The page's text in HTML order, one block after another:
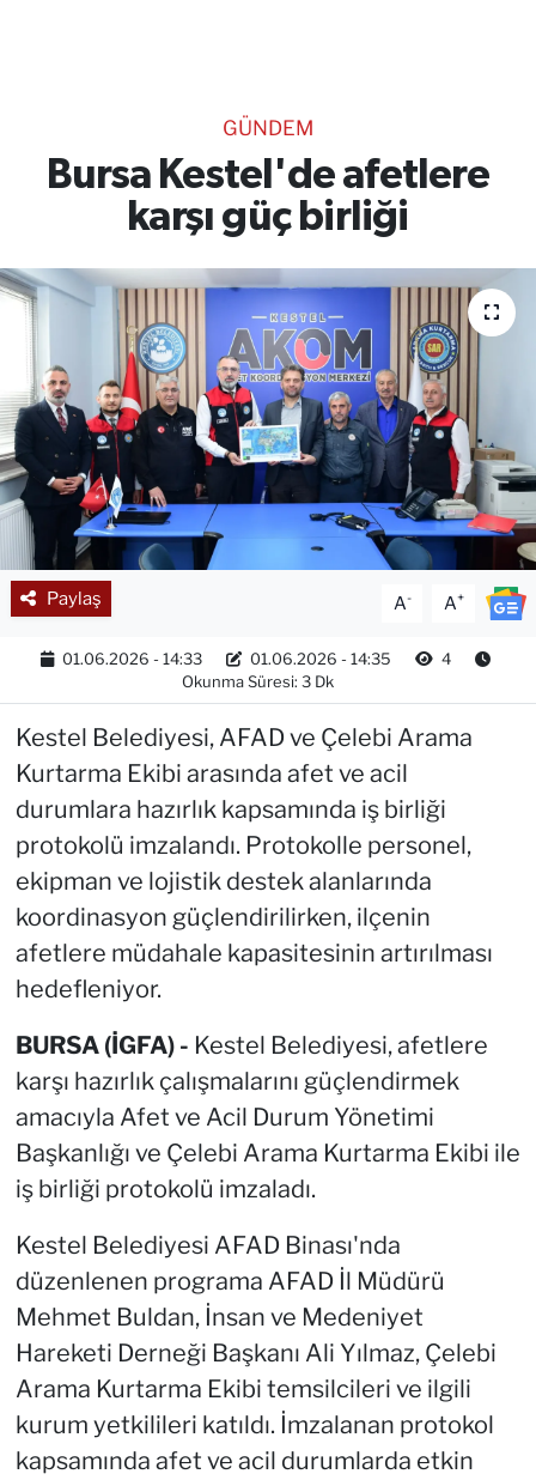
GÜNDEM
Bursa Kestel'de afetlere
karşı güç birliği
Paylaş A- A+
01.06.2026 - 14:33 01.06.2026 - 14:35
4
Okunma Süresi: 3 Dk
Kestel Belediyesi, AFAD ve Çelebi Arama
Kurtarma Ekibi arasında afet ve acil
durumlara hazırlık kapsamında iş birliği
protokolü imzalandı. Protokolle personel,
ekipman ve lojistik destek alanlarında
koordinasyon güçlendirilirken, ilçenin
afetlere müdahale kapasitesinin artırılması
hedefleniyor.
BURSA (İGFA) - Kestel Belediyesi, afetlere
karşı hazırlık çalışmalarını güçlendirmek
amacıyla Afet ve Acil Durum Yönetimi
Başkanlığı ve Çelebi Arama Kurtarma Ekibi ile
iş birliği protokolü imzaladı.
Kestel Belediyesi AFAD Binası'nda
düzenlenen programa AFAD İl Müdürü
Mehmet Buldan, İnsan ve Medeniyet
Hareketi Derneği Başkanı Ali Yılmaz, Çelebi
Arama Kurtarma Ekibi temsilcileri ve ilgili
kurum yetkilileri katıldı. İmzalanan protokol
kapsamında afet ve acil durumlarda etkin
RESMİ İLANLAR
Gencsesfm Canlı Dinle